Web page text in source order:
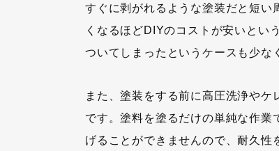
すぐに剥がれるような塗装だと短い
くなるほどDIYのコストが安いとい
ついてしまったというケースも少な
また、塗装をする前に高圧洗浄や
です。塗料を塗るだけの単純な作業
げることができませんので、耐久性